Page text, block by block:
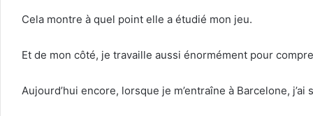
Cela montre à quel point elle a étudié mon jeu.
Et de mon côté, je travaille aussi énormément pour
Aujourd’hui encore, lorsque je m’entraîne à Barcelone,